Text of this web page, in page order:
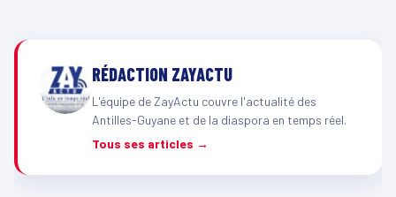
RÉDACTION ZAYACTU
L'équipe de ZayActu couvre l'actualité des
Antilles-Guyane et de la diaspora en temps réel.
Tous ses articles →